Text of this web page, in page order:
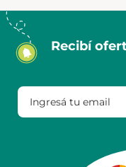
Recibí